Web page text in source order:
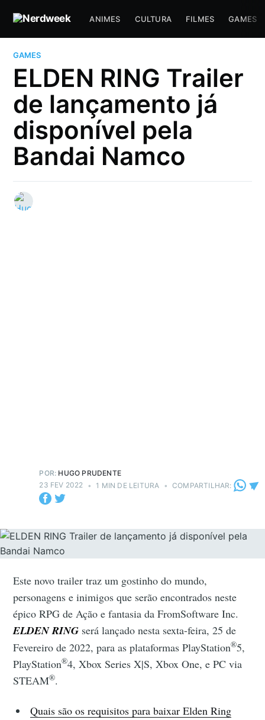
ANIMES CULTURA FILMES GAMES
GAMES
ELDEN RING Trailer
de lançamento já
disponível pela
Bandai Namco
POR: HUGO PRUDENTE
23 FEV 2022 • 1 MIN DE LEITURA • COMPARTILHAR:
Este novo trailer traz um gostinho do mundo,
personagens e inimigos que serão encontrados neste
épico RPG de Ação e fantasia da FromSoftware Inc.
ELDEN RING será lançado nesta sexta-feira, 25 de
Fevereiro de 2022, para as plataformas PlayStation®5,
PlayStation®4, Xbox Series X|S, Xbox One, e PC via
STEAM®.
Quais são os requisitos para baixar Elden Ring